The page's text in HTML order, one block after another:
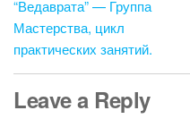
o
k
“Ведаврата” — Группа
Мастерства, цикл
практических занятий.
Leave a Reply